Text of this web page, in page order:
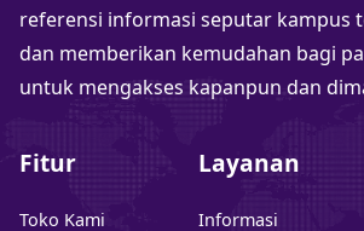
referensi informasi seputar kampus
dan memberikan kemudahan bagi
untuk mengakses kapanpun dan
Fitur
Toko Kami
Layanan
Informasi